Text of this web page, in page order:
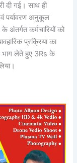
दी गई। साथ ही
पर्यावरण अनुकूल
अंतर्गत कर्मचारियों को
प्रक्रिया का
भाग लेते हुए 3Rs के